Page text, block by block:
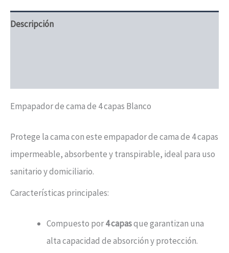
Descripción
Empapador de cama de 4 capas Blanco
Protege la cama con este empapador de cama de 4 capas
impermeable, absorbente y transpirable, ideal para uso
sanitario y domiciliario.
Características principales:
Compuesto por4 capasque garantizan una
alta capacidad de absorción y protección.